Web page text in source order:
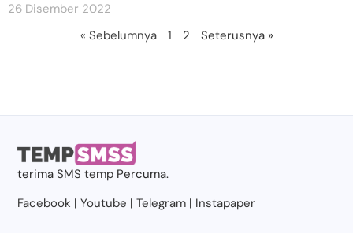
26 Disember 2022
« Sebelumnya
1 2 Seterusnya »
terimaSMS temp Percuma.
Facebook |Youtube |Telegram | Instapaper